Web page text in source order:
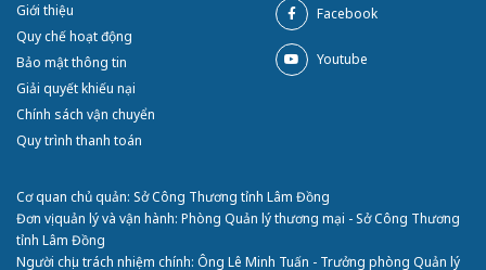
Giới thiệu
Quy chế hoạt động
Bảo mật thông tin
Giải quyết khiếu nại
Chính sách vận chuyển
Quy trình thanh toán
Facebook
Youtube
Cơ quan chủ quản: Sở Công Thương tỉnh Lâm Đồng
Đơn vị quản lý và vận hành: Phòng Quản lý thương mại - Sở Công Thương
tỉnh Lâm Đồng
Người chịu trách nhiệm chính: Ông Lê Minh Tuấn - Trưởng phòng Quản lý